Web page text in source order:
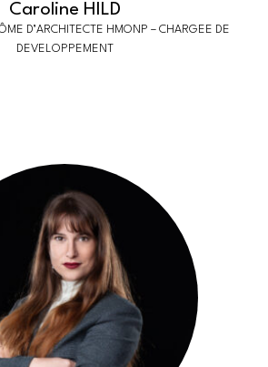
Caroline HILD
D’ARCHITECTE HMONP – CHARGEE DE
DEVELOPPEMENT